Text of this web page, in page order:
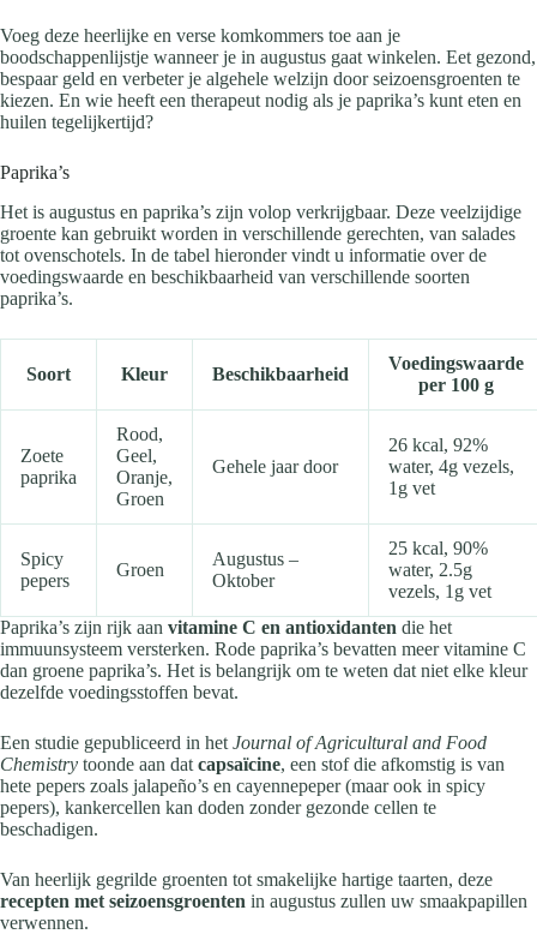
Voeg deze heerlijke en verse komkommers toe aan je
boodschappenlijstje wanneer je in augustus gaat winkelen. Eet gezond,
bespaar geld en verbeter je algehele welzijn door seizoensgroenten te
kiezen. En wie heeft een therapeut nodig als je paprika’s kunt eten en
huilen tegelijkertijd?
Paprika’s
Het is augustus en paprika’s zijn volop verkrijgbaar. Deze veelzijdige
groente kan gebruikt worden in verschillende gerechten, van salades
tot ovenschotels. In de tabel hieronder vindt u informatie over de
voedingswaarde en beschikbaarheid van verschillende soorten
paprika’s.
Soort Kleur Beschikbaarheid
Voedingswaarde
per 100 g
Zoete
paprika
Rood,
Geel,
Oranje,
Groen
Gehele jaar door
26 kcal, 92%
water, 4g vezels,
1g vet
Spicy
pepers
Groen
Augustus –
Oktober
25 kcal, 90%
water, 2.5g
vezels, 1g vet
Paprika’s zijn rijk aan vitamine C en antioxidanten die het
immuunsysteem versterken. Rode paprika’s bevatten meer vitamine C
dan groene paprika’s. Het is belangrijk om te weten dat niet elke kleur
dezelfde voedingsstoffen bevat.
Een studie gepubliceerd in het Journal of Agricultural and Food
Chemistry toonde aan dat capsaïcine, een stof die afkomstig is van
hete pepers zoals jalapeño’s en cayennepeper (maar ook in spicy
pepers), kankercellen kan doden zonder gezonde cellen te
beschadigen.
Van heerlijk gegrilde groenten tot smakelijke hartige taarten, deze
recepten met seizoensgroenten in augustus zullen uw smaakpapillen
verwennen.